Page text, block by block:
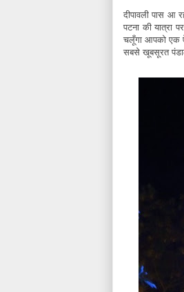
दीपावली पास आ
पटना की यात्रा
चलूँगा आपको एक
सबसे खूबसूरत